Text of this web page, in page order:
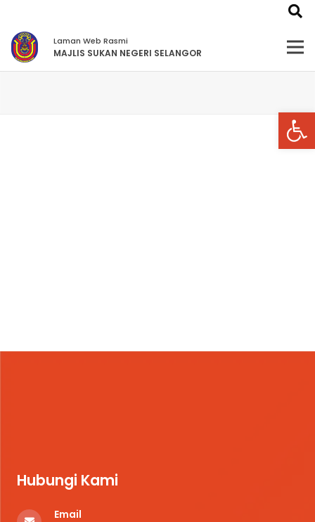
Laman Web Rasmi
MAJLIS SUKAN NEGERI SELANGOR
Hubungi Kami
Email